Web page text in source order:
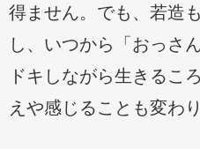
得ません。でも、若造
し、いつから「おっさ
ドキしながら生きるこ
えや感じることも変わり